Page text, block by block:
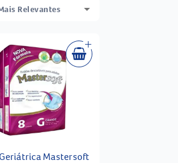
Relevantes
Mastersoft